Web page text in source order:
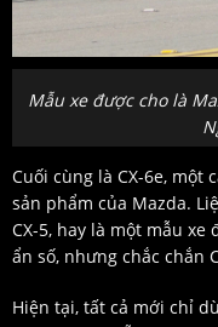
Mẫu xe được cho là
Cuối cùng là CX-6e,
sản phẩm của Mazda.
CX-5, hay là một mẫu xe
ẩn số, nhưng chắc chắn
Hiện tại, tất cả mới chỉ